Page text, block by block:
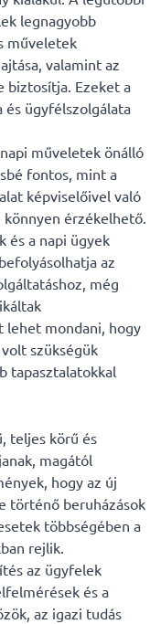
legnagyobb
műveletek
valamint az
biztosítja. Ezeket a
és ügyfélszolgálata
műveletek önálló
fontos, mint a
képviselőivel való
érzékelhető.
és a napi ügyek
az
még
lehet mondani, hogy
szükségük
tapasztalatokkal
teljes körű és
magától
hogy az új
történő beruházások
többségében a
rejlik.
az ügyfelek
és a
az igazi tudás